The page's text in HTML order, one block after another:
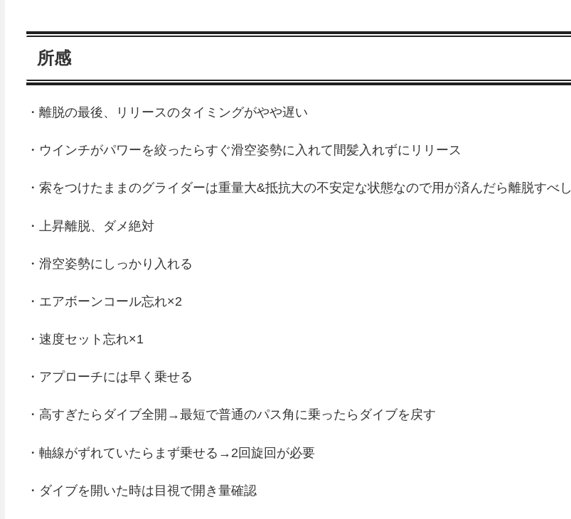
所感
・離脱の最後、リリースのタイミングがやや遅い
・ウインチがパワーを絞ったらすぐ滑空姿勢に入れて間髪入れずにリリース
・索をつけたままのグライダーは重量大&抵抗大の不安定な状態なので用が済んだら離脱すべし
・上昇離脱、ダメ絶対
・滑空姿勢にしっかり入れる
・エアボーンコール忘れ×2
・速度セット忘れ×1
・アプローチには早く乗せる
・高すぎたらダイブ全開→最短で普通のパス角に乗ったらダイブを戻す
・軸線がずれていたらまず乗せる→2回旋回が必要
・ダイブを開いた時は目視で開き量確認